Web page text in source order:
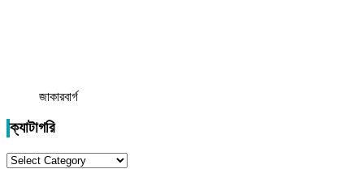
জাকারবার্গ
ক্যাটাগরি
ক্যাটাগরি